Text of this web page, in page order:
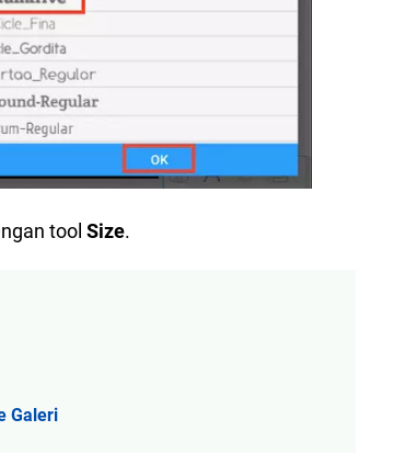
tool Size.
Galeri